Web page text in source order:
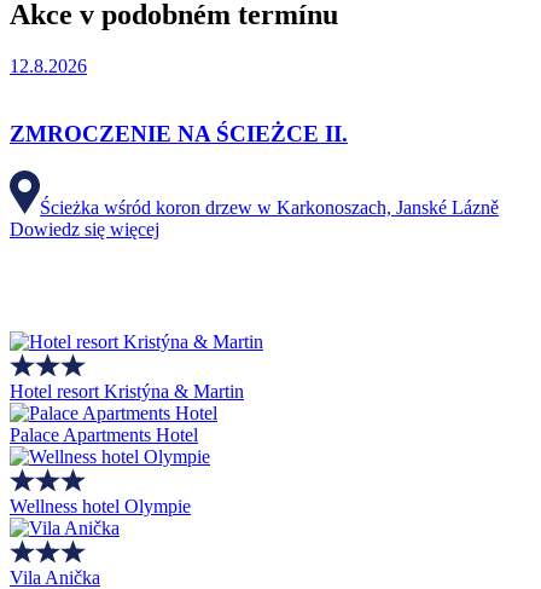
Akce v podobném termínu
12.8.2026
ZMROCZENIE NA ŚCIEŻCE II.
Ścieżka wśród koron drzew w Karkonoszach, Janské Lázně
Dowiedz się więcej
Hotel resort Kristýna & Martin
Palace Apartments Hotel
Wellness hotel Olympie
Vila Anička